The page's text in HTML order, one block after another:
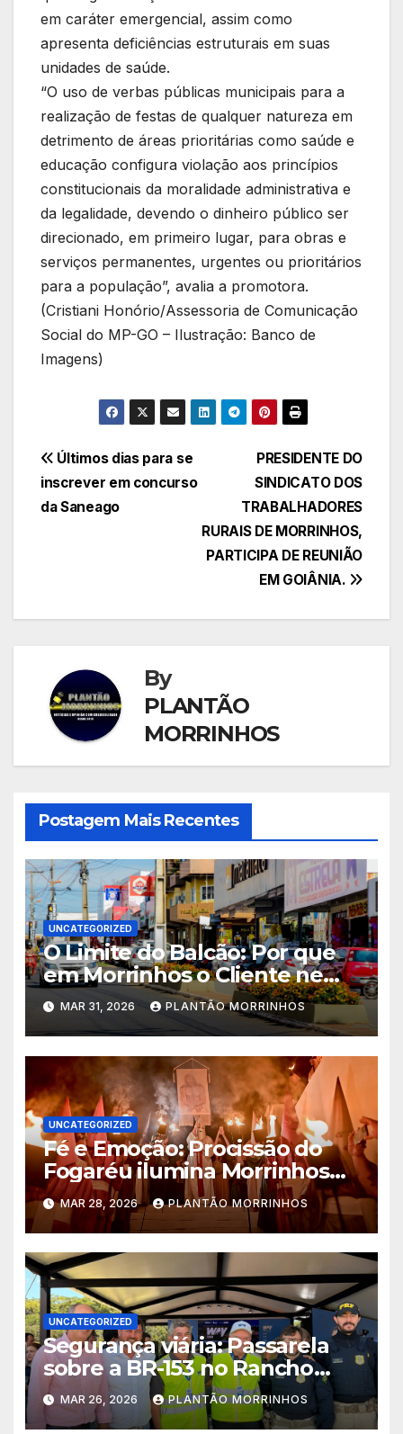
em caráter emergencial, assim como
apresenta deficiências estruturais em suas
unidades de saúde.
“O uso de verbas públicas municipais para a
realização de festas de qualquer natureza em
detrimento de áreas prioritárias como saúde e
educação configura violação aos princípios
constitucionais da moralidade administrativa e
da legalidade, devendo o dinheiro público ser
direcionado, em primeiro lugar, para obras e
serviços permanentes, urgentes ou prioritários
para a população”, avalia a promotora.
(Cristiani Honório/Assessoria de Comunicação
Social do MP-GO – Ilustração: Banco de
Imagens)
Navegação
de
PRESIDENTE DO
SINDICATO DOS
TRABALHADORES
RURAIS DE MORRINHOS,
PARTICIPA DE REUNIÃO
EM GOIÂNIA.
Últimos dias para se
inscrever em concurso
da Saneago
By
PLANTÃO
MORRINHOS
Postagem Mais Recentes
UNCATEGORIZED
O Limite do Balcão: Por que
em Morrinhos o Cliente nem
Sempre tem Razão
MAR 31, 2026 PLANTÃO MORRINHOS
UNCATEGORIZED
Fé e Emoção: Procissão do
Fogaréu ilumina Morrinhos
no dia 30
MAR 28, 2026 PLANTÃO MORRINHOS
UNCATEGORIZED
Segurança viária: Passarela
sobre a BR-153 no Rancho
Alegre sairá do papel em 100
dias
MAR 26, 2026 PLANTÃO MORRINHOS